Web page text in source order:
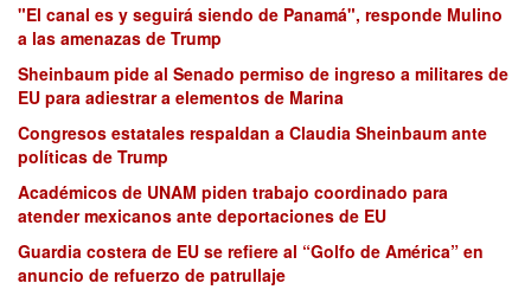
"El canal es y seguirá siendo de Panamá", responde Mulino
a las amenazas de Trump
Sheinbaum pide al Senado permiso de ingreso a militares de
EU para adiestrar a elementos de Marina
Congresos estatales respaldan a Claudia Sheinbaum ante
políticas de Trump
Académicos de UNAM piden trabajo coordinado para
atender mexicanos ante deportaciones de EU
Guardia costera de EU se refiere al “Golfo de América” en
anuncio de refuerzo de patrullaje